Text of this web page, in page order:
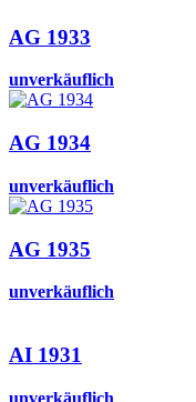
AG 1933
unverkäuflich
AG 1934
unverkäuflich
AG 1935
unverkäuflich
AI 1931
unverkäuflich